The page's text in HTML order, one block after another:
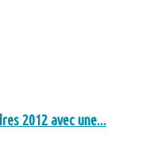
2012 avec une...